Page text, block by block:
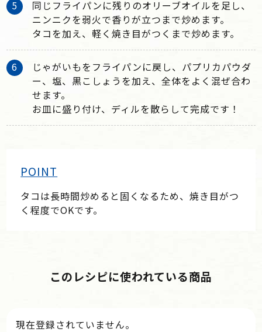
同じフライパンに残りのオリーブオイルを足し、
ニンニクを弱火で香りが立つまで炒めます。
タコを加え、軽く焼き目がつくまで炒めます。
じゃがいもをフライパンに戻し、パプリカパウダ
ー、塩、黒こしょうを加え、全体をよく混ぜ合わ
せます。
お皿に盛り付け、ディルを散らして完成です！
POINT
タコは長時間炒めると固くなるため、焼き目がつ
く程度でOKです。
このレシピに使われている商品
現在登録されていません。